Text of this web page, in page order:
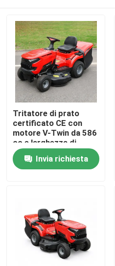
Casa.
Prodotti
Su di noi
display di fabbrica
Tritatore di prato
certificato CE con
motore V-Twin da 586
cc e larghezza di
taglio di 40,2 pollici
con catturatore di
erba da 245 litri
Invia richiesta